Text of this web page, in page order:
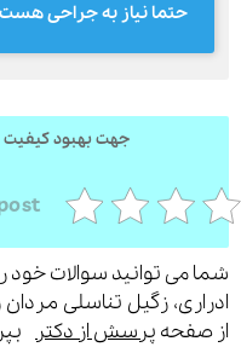
حتما نیاز به جراحی هست
جهت بهبود کیفیت
this post
توانید سوالات خود را
زگیل تناسلی مردان و
پرسش از دکتر
قدرت گرفته از